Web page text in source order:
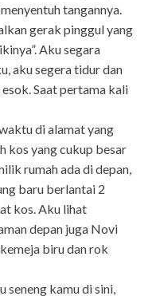
tangannya.
gerak pinggul yang
Aku segara
aku segera tidur dan
Saat pertama kali
di alamat yang
kos yang cukup besar
rumah ada di depan,
baru berlantai 2
kos. Aku lihat
depan juga Novi
biru dan rok
seneng kamu di sini,